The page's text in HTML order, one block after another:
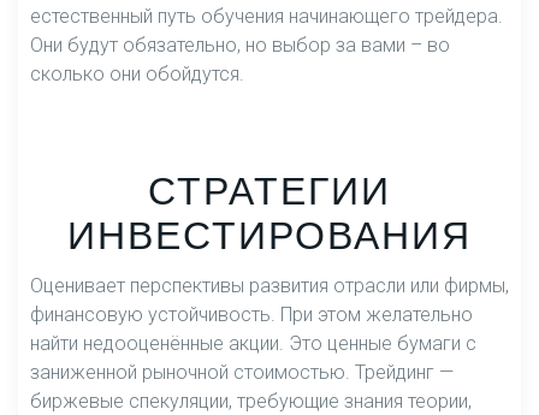
естественный путь обучения начинающего трейдера.
Они будут обязательно, но выбор за вами – во
сколько они обойдутся.
СТРАТЕГИИ
ИНВЕСТИРОВАНИЯ
Оценивает перспективы развития отрасли или фирмы,
финансовую устойчивость. При этом желательно
найти недооценённые акции. Это ценные бумаги с
заниженной рыночной стоимостью. Трейдинг —
биржевые спекуляции, требующие знания теории,